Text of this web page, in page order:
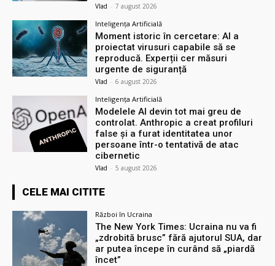
Vlad - 7 august 2026
Inteligența Artificială
Moment istoric în cercetare: AI a
proiectat virusuri capabile să se
reproducă. Experții cer măsuri
urgente de siguranță
Vlad - 6 august 2026
Inteligența Artificială
Modelele AI devin tot mai greu de
controlat. Anthropic a creat profiluri
false și a furat identitatea unor
persoane într-o tentativă de atac
cibernetic
Vlad - 5 august 2026
CELE MAI CITITE
Război în Ucraina
The New York Times: Ucraina nu va fi
„zdrobită brusc” fără ajutorul SUA, dar
ar putea începe în curând să „piardă
încet”